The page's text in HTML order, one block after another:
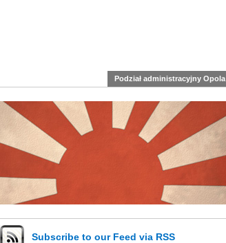
Podział administracyjny Opola
Subscribe to our Feed via RSS